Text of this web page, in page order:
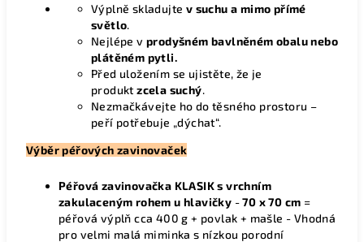
Výplně skladujte v suchu a mimo přímé
světlo.
Nejlépe v prodyšném bavlněném obalu nebo
plátěném pytli.
Před uložením se ujistěte, že je
produktzcela suchý.
Nezmačkávejte ho do těsného prostoru –
peří potřebuje „dýchat“.
Výběr péřových zavinovaček
Péřová zavinovačka KLASIK s vrchním
zakulaceným rohem u hlavičky -70 x 70 cm =
péřová výplň cca 400 g + povlak + mašle - Vhodná
pro velmi malá miminka s nízkou porodní